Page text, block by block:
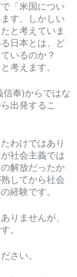
「米国につい
す。しかしい
と考えていま
日本とは、ど
ているのか？
考えます。
信奉)からではな
出発するこ
わけではあり
社会主義では
解放だったか
してから社会
経験です。
りませんが、
。
さい。